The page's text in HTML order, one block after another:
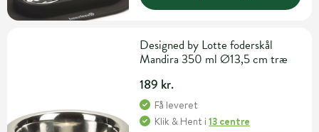
Designed by Lotte foderskål
Mandira 350 ml Ø13,5 cm træ
189 kr.
Få leveret
Klik & Hent i13 centre